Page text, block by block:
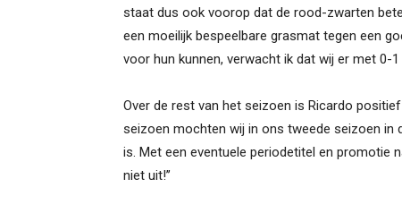
staat dus ook voorop dat de rood-zwarten
een moeilijk bespeelbare grasmat tegen een
voor hun kunnen, verwacht ik dat wij er met 0-
Over de rest van het seizoen is Ricardo
seizoen mochten wij in ons tweede seizoen in
is. Met een eventuele periodetitel en promotie
niet uit!’’